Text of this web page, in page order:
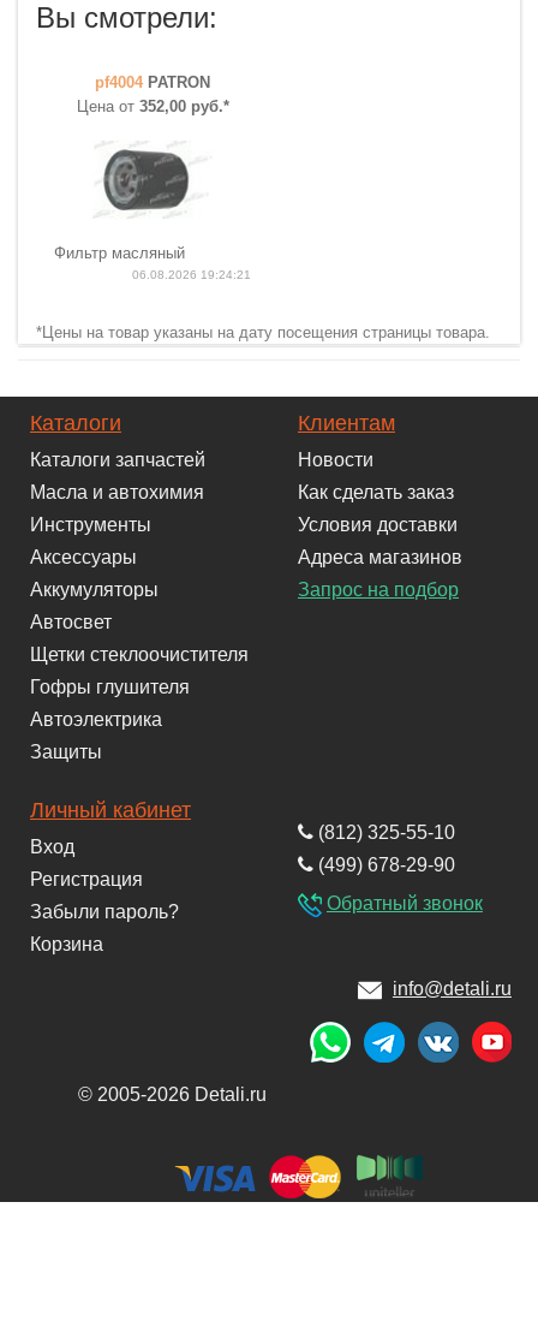
Вы смотрели:
pf4004 PATRON
Цена от 352,00 руб.*
Фильтр масляный
06.08.2026 19:24:21
*Цены на товар указаны на дату посещения страницы товара.
Каталоги
Каталоги запчастей
Масла и автохимия
Инструменты
Аксессуары
Аккумуляторы
Автосвет
Щетки стеклоочистителя
Гофры глушителя
Автоэлектрика
Защиты
Клиентам
Новости
Как сделать заказ
Условия доставки
Адреса магазинов
Запрос на подбор
Личный кабинет
Вход
Регистрация
Забыли пароль?
Корзина
(812) 325-55-10
(499) 678-29-90
Обратный звонок
info@detali.ru
© 2005-2026 Detali.ru